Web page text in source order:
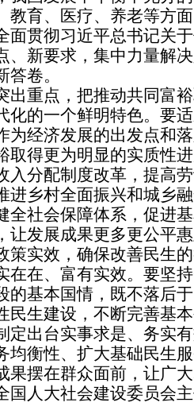
教育、医疗、养老等方
面贯彻习近平总书记关
、新要求，集中力量解
卷。
出重点，把推动共同富
化的一个鲜明特色。要
为经济发展的出发点和
取得更为明显的实质性
入分配制度改革，提高
进乡村全面振兴和城乡
全社会保障体系，促进
让发展成果更多更公平
策实效，确保改善民生
在在、富有实效。要坚
的基本国情，既不落后
民生建设，不断完善基
定出台实事求是、务实
均衡性、扩大基础民生
果摆在群众面前，让广
国人大社会建设委员会